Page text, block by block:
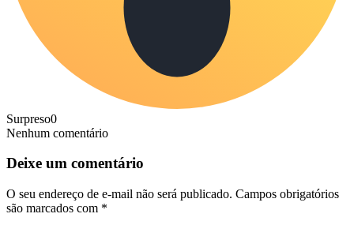
Surpreso0
Nenhum comentário
Deixe um comentário
O seu endereço de e-mail não será publicado. Campos obrigatórios
são marcados com *